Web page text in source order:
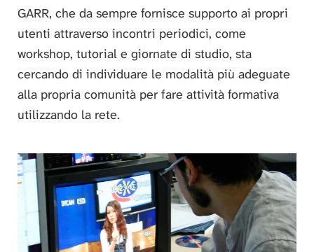
GARR, che da sempre fornisce supporto ai propri
utenti attraverso incontri periodici, come
workshop, tutorial e giornate di studio, sta
cercando di individuare le modalità più adeguate
alla propria comunità per fare attività formativa
utilizzando la rete.